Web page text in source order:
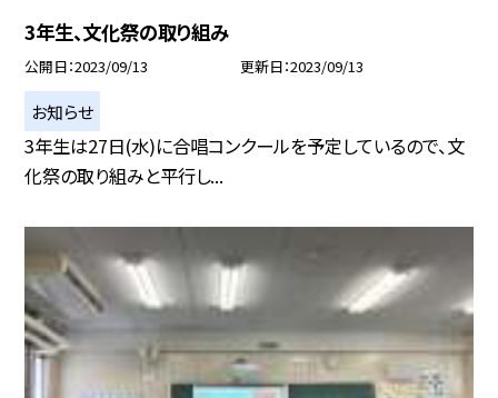
3年生、文化祭の取り組み
公開日 2023/09/13 更新日 2023/09/13
お知らせ
3年生は27日(水)に合唱コンクールを予定しているので、文
化祭の取り組みと平行し...